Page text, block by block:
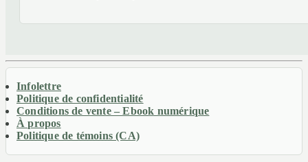
Infolettre
Politique de confidentialité
Conditions de vente – Ebook numérique
À propos
Politique de témoins (CA)